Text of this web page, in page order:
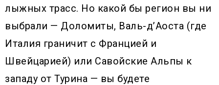
лыжных трасс. Но какой бы регион вы ни
выбрали — Доломиты, Валь-д’Аоста (где
Италия граничит с Францией и
Швейцарией) или Савойские Альпы к
западу от Турина — вы будете